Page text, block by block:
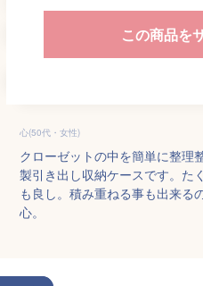
この商品を
心(50代・女性)
クローゼットの中を簡単に整理
製引き出し収納ケースです。た
も良し。積み重ねる事も出来る
心。